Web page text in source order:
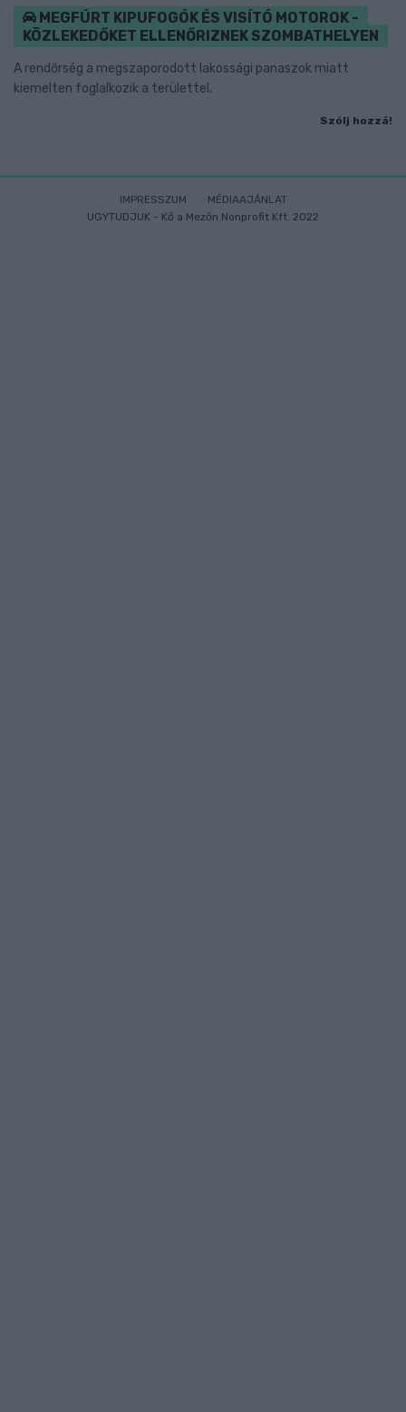
MEGFÚRT KIPUFOGÓK ÉS VISÍTÓ MOTOROK -
KÖZLEKEDŐKET ELLENŐRIZNEK SZOMBATHELYEN
A rendőrség a megszaporodott lakossági panaszok miatt
kiemelten foglalkozik a területtel.
Szólj hozzá!
IMPRESSZUM
MÉDIAAJÁNLAT
UGYTUDJUK - Kő a Mezőn Nonprofit Kft. 2022